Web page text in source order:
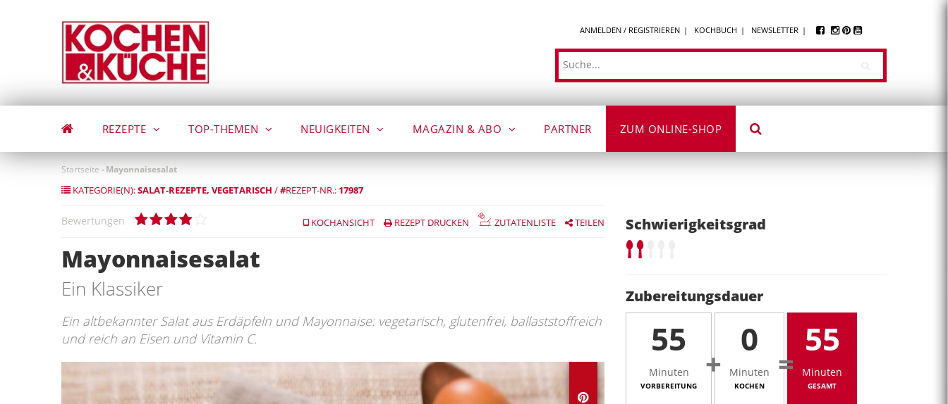
ANMELDEN / REGISTRIEREN KOCHBUCH NEWSLETTER
Suche
REZEPTE TOP-THEMEN NEUIGKEITEN MAGAZIN & ABO PARTNER ZUM ONLINE-SHOP
Startseite -Mayonnaisesalat
KATEGORIE(N):SALAT-REZEPTE VEGETARISCH /#REZEPT-NR.: 17987
Bewertungen KOCHANSICHT REZEPT DRUCKEN ZUTATENLISTE TEILEN
Mayonnaisesalat
Ein Klassiker
Ein altbekannter Salat aus Erdäpfeln und Mayonnaise: vegetarisch, glutenfrei, ballaststoffreich
und reich an Eisen und Vitamin C.
Schwierigkeitsgrad
Zubereitungsdauer
55
Minuten
VORBEREITUNG
+
0
Minuten
KOCHEN
=
55
Minuten
GESAMT